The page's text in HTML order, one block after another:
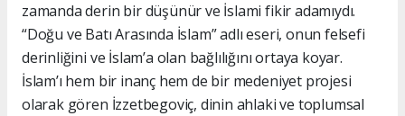
zamanda derin bir düşünür ve İslami fikir adamıydı.
“Doğu ve Batı Arasında İslam” adlı eseri, onun felsefi
derinliğini ve İslam’a olan bağlılığını ortaya koyar.
İslam’ı hem bir inanç hem de bir medeniyet projesi
olarak gören İzzetbegoviç, dinin ahlaki ve toplumsal